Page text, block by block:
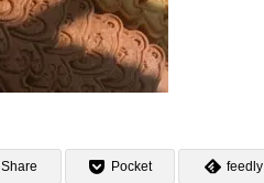
Share Pocket feedly